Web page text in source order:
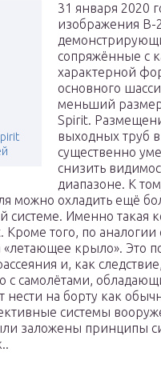
31 января 2020
изображения B-
сопряжённые с
характерной
основного
меньший
Spirit.
выходных труб
существенно
снизить
диапазоне. К
можно охладить ещё
Именно такая
того, по аналогии
«летающее крыло». Это
и, как
с самолётами,
на борту как
системы
заложены принципы